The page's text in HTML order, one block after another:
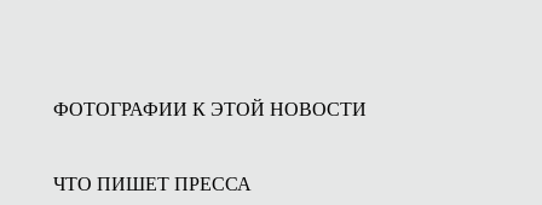
ФОТОГРАФИИ К ЭТОЙ НОВОСТИ
ЧТО ПИШЕТ ПРЕССА